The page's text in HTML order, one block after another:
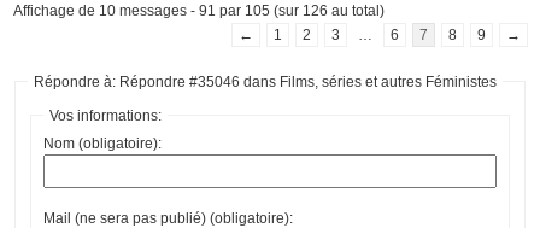
Affichage de 10 messages - 91 par 105 (sur 126 au total)
←
1 2 3 6 7 8 9 →
Répondre à: Répondre #35046 dans Films, séries et autres Féministes
Vos informations:
Nom (obligatoire):
Mail (ne sera pas publié) (obligatoire):